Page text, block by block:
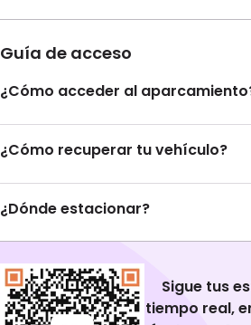
Guía de acceso
¿Cómo acceder al
¿Cómo recuperar tu vehículo?
¿Dónde estacionar?
Sigue tus
tiempo real,